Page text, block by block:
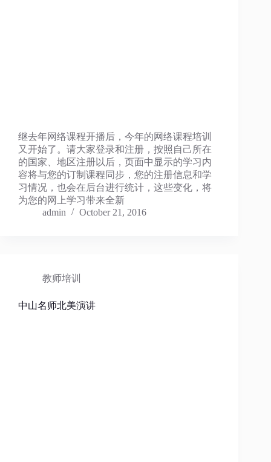
继去年网络课程开播后，今年的网络课程培训
又开始了。请大家登录和注册，按照自己所在
的国家、地区注册以后，页面中显示的学习内
容将与您的订制课程同步，您的注册信息和学
习情况，也会在后台进行统计，这些变化，将
为您的网上学习带来全新
admin
October 21, 2016
教师培训
中山名师北美演讲